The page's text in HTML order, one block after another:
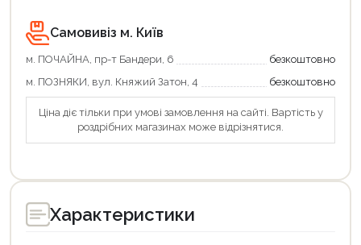
Самовивіз м. Київ
м. ПОЧАЙНА, пр-т Бандери, 6
безкоштовно
м. ПОЗНЯКИ, вул. Княжий Затон, 4
безкоштовно
Ціна діє тільки при умові замовлення на сайті. Вартість у
роздрібних магазинах може відрізнятися.
Характеристики